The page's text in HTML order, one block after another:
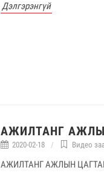
Дэлгэрэнгүй
АЖИЛТАНГ
2020-02-18 Видео
АЖИЛТАНГ АЖЛЫН